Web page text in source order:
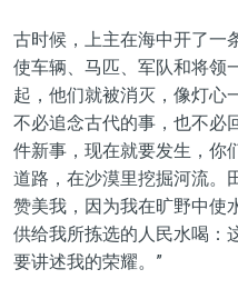
古时候，上主在海中开了一
使车辆、马匹、军队和将领
起，他们就被消灭，像灯心
不必追念古代的事，也不必
件新事，现在就要发生，你
道路，在沙漠里挖掘河流。
赞美我，因为我在旷野中使
供给我所拣选的人民水喝：
要讲述我的荣耀。”